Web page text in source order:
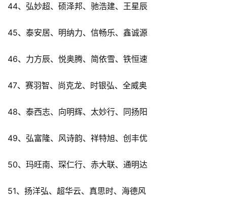
44、弘妙超、硕泽邦、驰浩建、王星辰
45、泰安居、明纳力、信畅乐、鑫诚源
46、力方辰、悦奥腾、简依雪、铁恒速
47、赛羽智、尚克龙、时银弘、全威奥
48、泰西志、向明辉、太妙行、同扬阳
49、弘富隆、风诗韵、祥特旭、创丰优
50、玛旺南、琛仁行、赤大联、通明达
51、扬洋弘、超华云、真思时、海德风